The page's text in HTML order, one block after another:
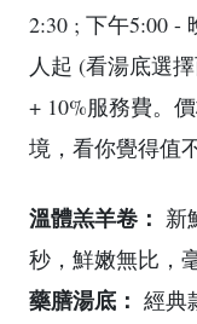
2:30 ; 下午5:00 -
人起 (看湯底選
+ 10%服務費。
境，看你覺得值
溫體羔羊卷： 新
秒，鮮嫩無比，
藥膳湯底： 經典